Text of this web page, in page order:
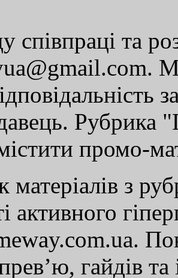
співпраці та
Рубрика
промо-
матеріалів з
активного
гайдів